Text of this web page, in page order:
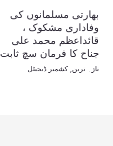
بھارتی مسلمانوں کی
وفاداری مشکوک ،
قائداعظم محمد علی
جناح کا فرمان سچ ثابت
تازہ ترین کشمیر ڈیجیٹل